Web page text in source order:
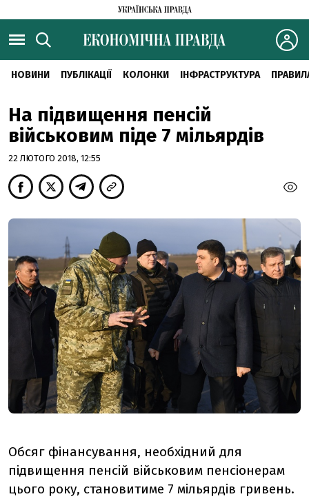
НОВИНИ ПУБЛІКАЦІЇ КОЛОНКИ ІНФРАСТРУКТУРА
На підвищення пенсій
військовим піде 7 мільярдів
22 ЛЮТОГО 2018, 12:55
Обсяг фінансування, необхідний для
підвищення пенсій військовим пенсіонерам
цього року, становитиме 7 мільярдів гривень.